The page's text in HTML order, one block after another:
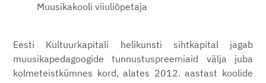
Muusikakooli viiuliõpetaja
Eesti Kultuurkapitali helikunsti sihtkapital jagab
muusikapedagoogide tunnustuspreemiaid välja juba
kolmeteistkümnes kord, alates 2012. aastast koolide